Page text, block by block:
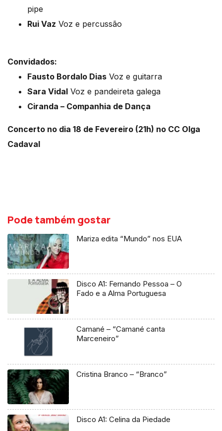
pipe
Rui Vaz Voz e percussão
Convidados:
Fausto Bordalo Dias Voz e guitarra
Sara Vidal Voz e pandeireta galega
Ciranda – Companhia de Dança
Concerto no dia 18 de Fevereiro (21h) no CC Olga
Cadaval
Pode também gostar
Mariza edita “Mundo” nos EUA
Disco A1: Fernando Pessoa – O
Fado e a Alma Portuguesa
Camané – “Camané canta
Marceneiro”
Cristina Branco – “Branco”
Disco A1: Celina da Piedade